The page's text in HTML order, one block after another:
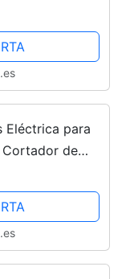
de Patas Gatos
Eléctrica para
de
Cuidado